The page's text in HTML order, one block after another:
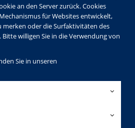
an den Server zurück. Cookies
für Websites entwickelt,
oder die Surfaktivitäten des
willigen Sie in die Verwendung von
Sie in unseren